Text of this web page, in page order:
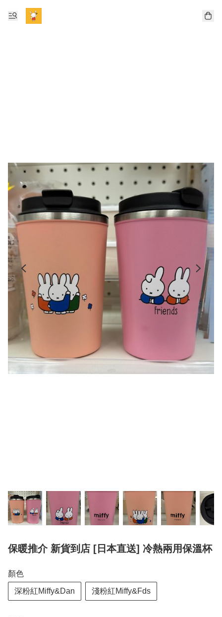
保暖推介 新貨到店 [日本直送] 冷熱兩用保溫杯
顏色
深粉紅Miffy&Dan 淺粉紅Miffy&Fds